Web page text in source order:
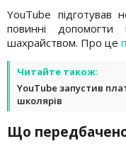
YouTube підготував
повинні
шахрайством. Про це
Читайте також:
YouTube запустив
школярів
Що